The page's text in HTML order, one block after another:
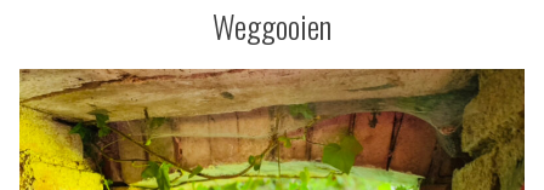
Weggooien